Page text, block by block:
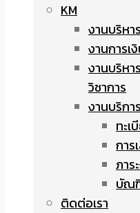
KM
งานบริหา
งานการเ
งานบริหา
วิชาการ
งานบริกา
ทะเ
กา
ภาร
บัณ
ติดต่อเรา